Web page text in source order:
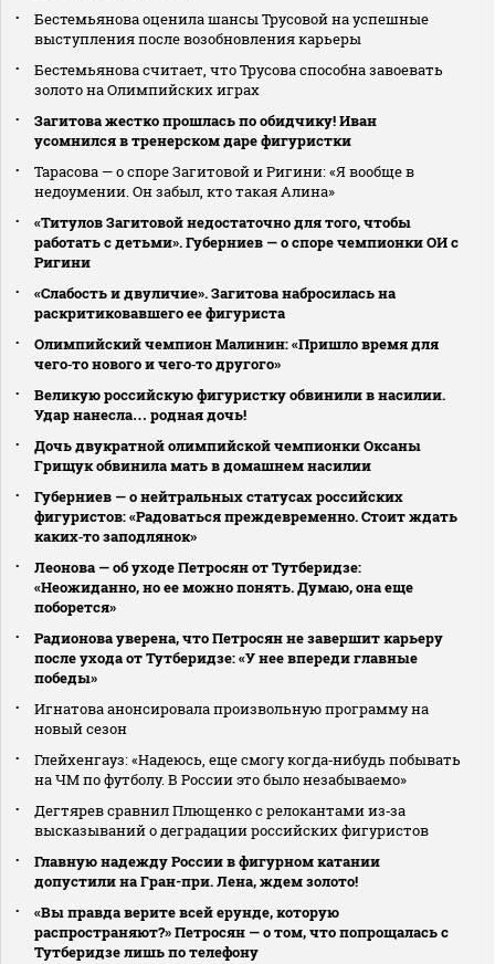
Бестемьянова оценила шансы Трусовой на успешные
выступления после возобновления карьеры
Бестемьянова считает, что Трусова способна завоевать
золото на Олимпийских играх
Загитова жестко прошлась по обидчику! Иван
усомнился в тренерском даре фигуристки
Тарасова — о споре Загитовой и Ригини: «Я вообще в
недоумении. Он забыл, кто такая Алина»
«Титулов Загитовой недостаточно для того, чтобы
работать с детьми». Губерниев — о споре чемпионки ОИ с
Ригини
«Слабость и двуличие». Загитова набросилась на
раскритиковавшего ее фигуриста
Олимпийский чемпион Малинин: «Пришло время для
чего‑то нового и чего‑то другого»
Великую российскую фигуристку обвинили в насилии.
Удар нанесла… родная дочь!
Дочь двукратной олимпийской чемпионки Оксаны
Грищук обвинила мать в домашнем насилии
Губерниев — о нейтральных статусах российских
фигуристов: «Радоваться преждевременно. Стоит ждать
каких‑то заподлянок»
Леонова — об уходе Петросян от Тутберидзе:
«Неожиданно, но ее можно понять. Думаю, она еще
поборется»
Радионова уверена, что Петросян не завершит карьеру
после ухода от Тутберидзе: «У нее впереди главные
победы»
Игнатова анонсировала произвольную программу на
новый сезон
Глейхенгауз: «Надеюсь, еще смогу когда‑нибудь побывать
на ЧМ по футболу. В России это было незабываемо»
Дегтярев сравнил Плющенко с релокантами из‑за
высказываний о деградации российских фигуристов
Главную надежду России в фигурном катании
допустили на Гран-при. Лена, ждем золото!
«Вы правда верите всей ерунде, которую
распространяют?» Петросян — о том, что попрощалась с
Тутберидзе лишь по телефону